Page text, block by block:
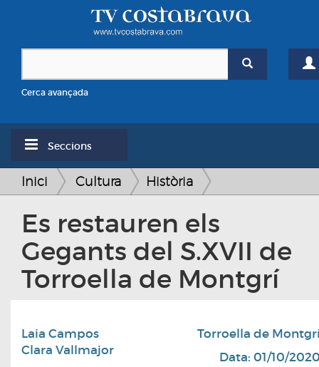
Cerca avançada
Seccions
Inici Cultura Història
Es restauren els
Gegants del S.XVII de
Torroella de Montgrí
Laia Campos
Clara Vallmajor
Torroella de
Data: 01/10/